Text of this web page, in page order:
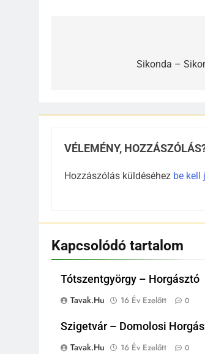
Sikonda –
VÉLEMÉNY,
Hozzászólás küldéséhez be kell
Kapcsolódó tartalom
Tótszentgyörgy – Horgásztó
Tavak.hu
16 Év Ezelőtt 0
Szigetvár – Domolosi
Tavak.hu
16 Év Ezelőtt 0